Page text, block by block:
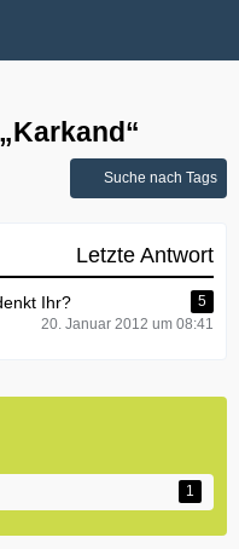
Suche nach Tags
Letzte Antwort
Ihr?
5
20. Januar 2012 um 08:41
1